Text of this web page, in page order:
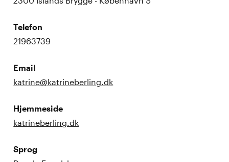
Telefon
21963739
Email
katrine@katrineberling.dk
Hjemmeside
katrineberling.dk
Sprog